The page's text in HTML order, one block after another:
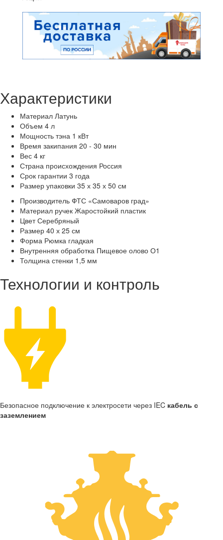
Характеристики
Материал Латунь
Объем 4 л
Мощность тэна 1 кВт
Время закипания 20 - 30 мин
Вес 4 кг
Страна происхождения Россия
Срок гарантии 3 года
Размер упаковки 35 х 35 х 50 см
Производитель ФТС «Самоваров град»
Материал ручек Жаростойкий пластик
Цвет Серебряный
Размер 40 х 25 см
Форма Рюмка гладкая
Внутренняя обработка Пищевое олово О1
Толщина стенки 1,5 мм
Технологии и контроль
Безопасное подключение к электросети через IEC кабель с
заземлением